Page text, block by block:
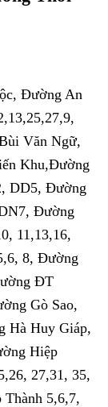
Đường An
Văn Ngữ,
Khu,Đường
DD5, Đường
Đường
11,13,16,
8, Đường
ĐT
Gò Sao,
Hà Huy Giáp,
Hiệp
27,31, 35,
5,6,7,